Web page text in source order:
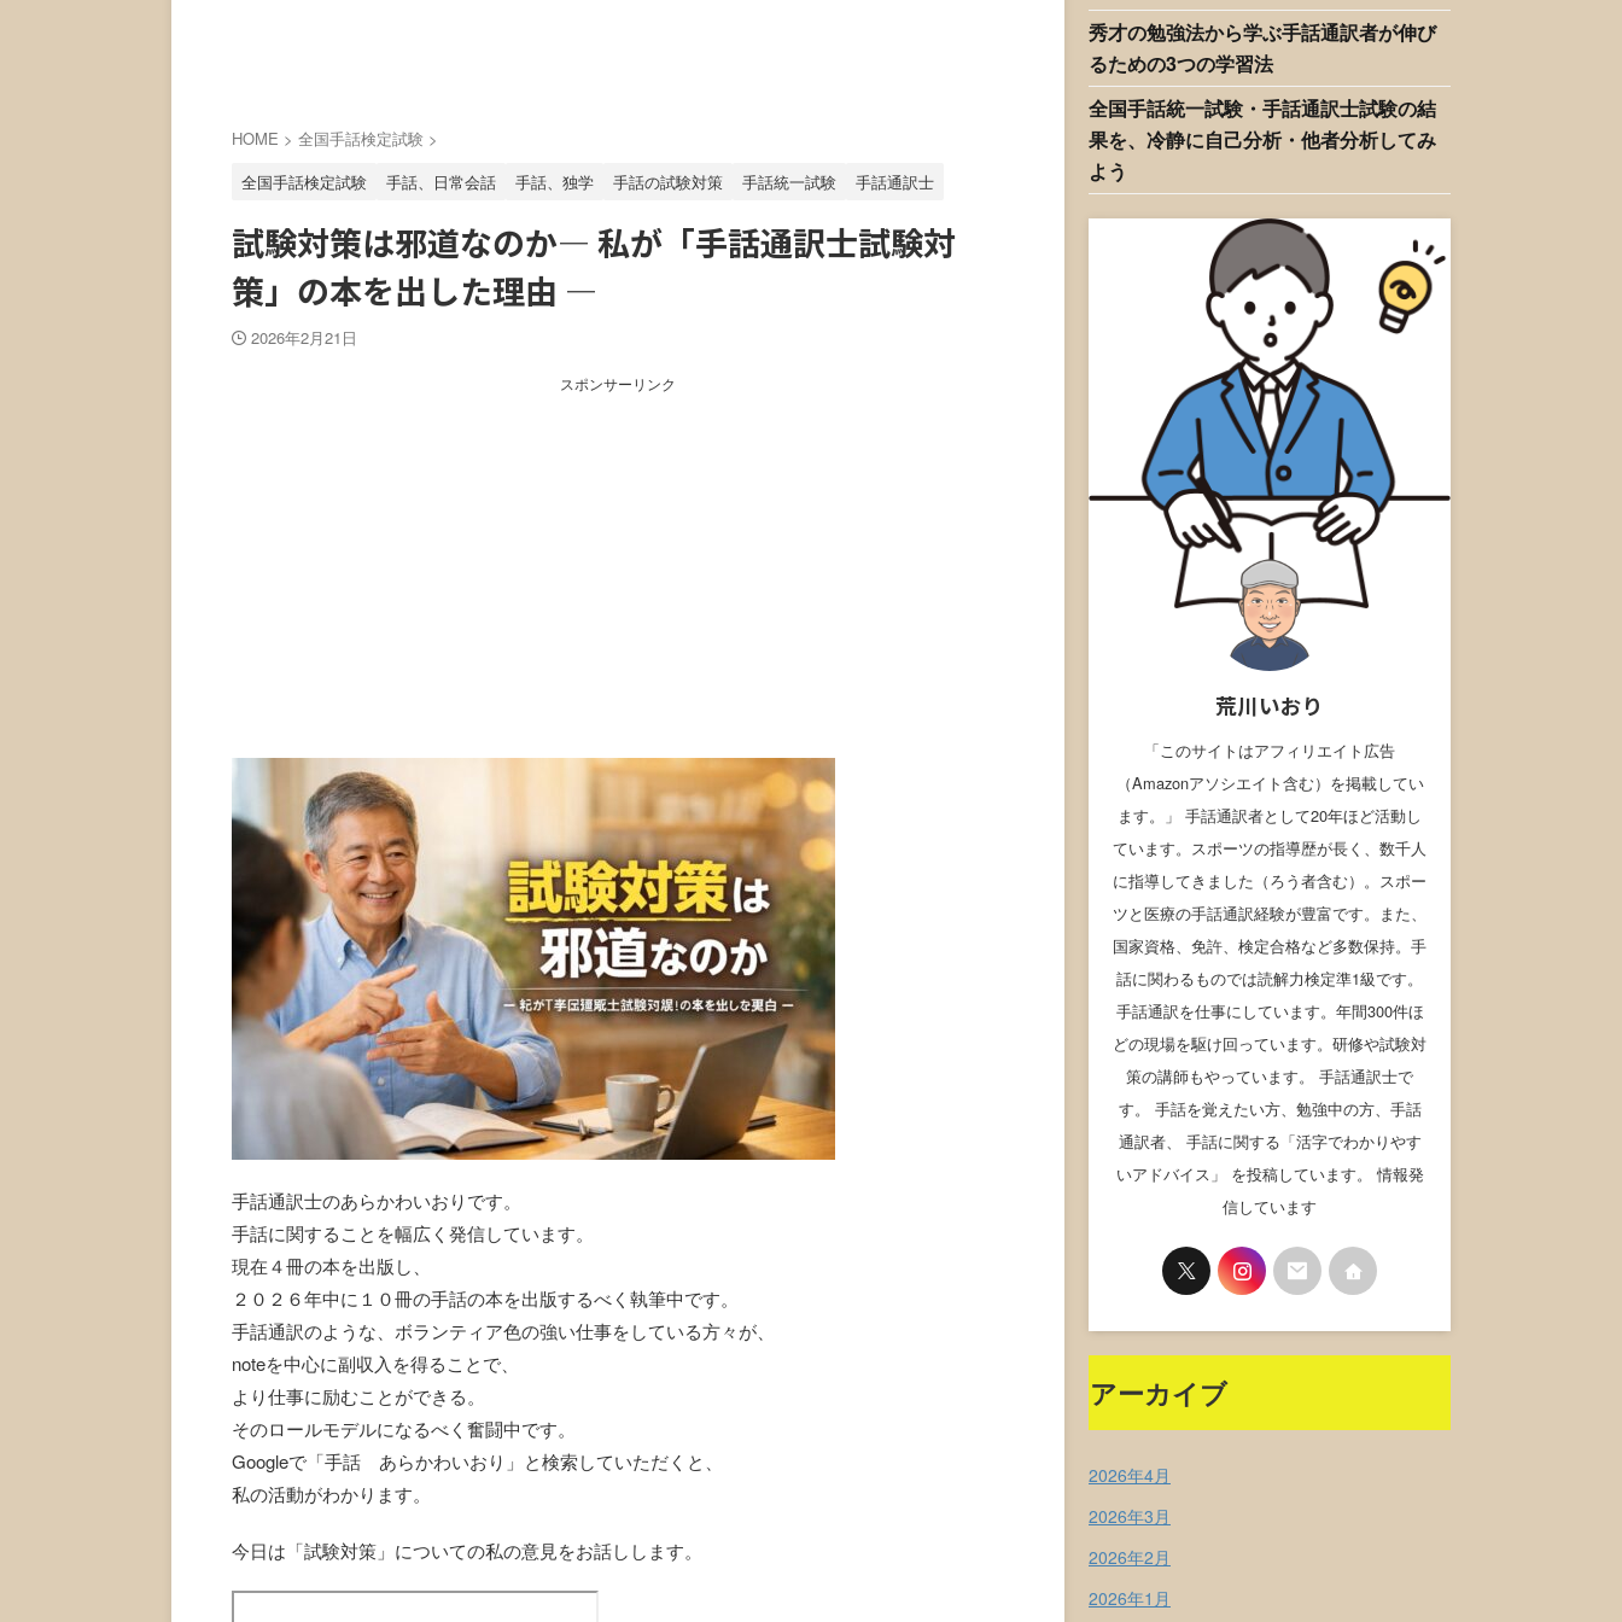
HOME > 全国手話検定試験 >
全国手話検定試験
手話、日常会話 手話、独学 手話の試験対策 手話統一試験 手話通訳士
試験対策は邪道なのか― 私が「手話通訳士試験対
策」の本を出した理由 ―
2026年2月21日
スポンサーリンク
手話通訳士のあらかわいおりです。
手話に関することを幅広く発信しています。
現在４冊の本を出版し、
２０２６年中に１０冊の手話の本を出版するべく執筆中です。
手話通訳のような、ボランティア色の強い仕事をしている方々が、
noteを中心に副収入を得ることで、
より仕事に励むことができる。
そのロールモデルになるべく奮闘中です。
Googleで「手話 あらかわいおり」と検索していただくと、
私の活動がわかります。
今日は「試験対策」についての私の意見をお話しします。
秀才の勉強法から学ぶ手話通訳者が伸び
るための3つの学習法
全国手話統一試験・手話通訳士試験の結
果を、冷静に自己分析・他者分析してみ
よう
荒川いおり
「このサイトはアフィリエイト広告
（Amazonアソシエイト含む）を掲載してい
ます。」 手話通訳者として20年ほど活動し
ています。スポーツの指導歴が長く、数千人
に指導してきました（ろう者含む）。スポー
ツと医療の手話通訳経験が豊富です。また、
国家資格、免許、検定合格など多数保持。手
話に関わるものでは読解力検定準1級です。
手話通訳を仕事にしています。年間300件ほ
どの現場を駆け回っています。研修や試験対
策の講師もやっています。 手話通訳士で
す。 手話を覚えたい方、勉強中の方、手話
通訳者、 手話に関する「活字でわかりやす
いアドバイス」 を投稿しています。 情報発
信しています
アーカイブ
2026年4月
2026年3月
2026年2月
2026年1月